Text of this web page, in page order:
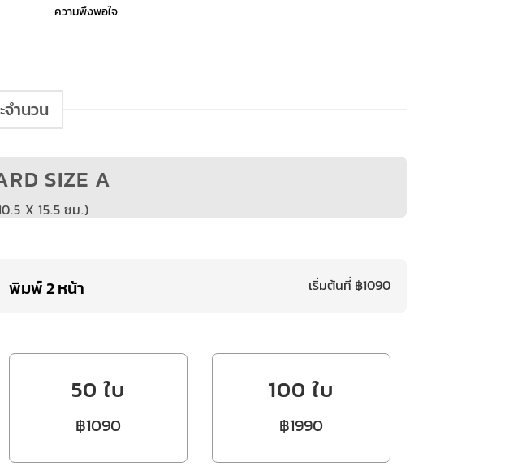
ความพึงพอใจ
จำนวน
SIZE A
X 15.5 ซม.)
พิมพ์ 2 หน้า เริ่มต้นที่ ฿1090
50 ใบ
฿1090
100 ใบ
฿1990